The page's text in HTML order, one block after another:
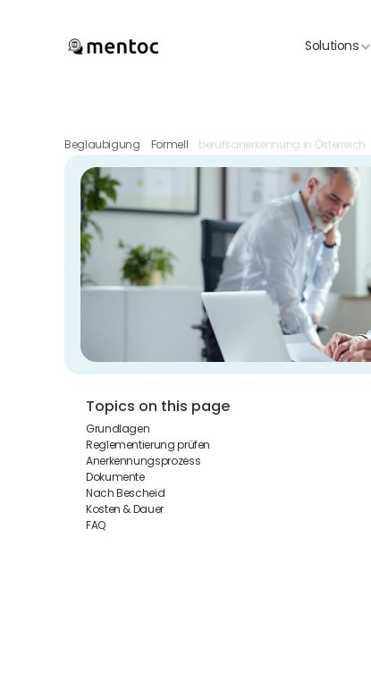
Solutions
Beglaubigung Formell berufsanerkennung in Österreich
Topics on this page
Grundlagen
Reglementierung prüfen
Anerkennungsprozess
Dokumente
Nach Bescheid
Kosten & Dauer
FAQ